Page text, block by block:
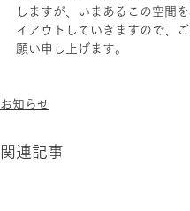
しますが、いまあるこの空間
イアウトしていきますので、
願い申し上げます。
お知らせ
関連記事